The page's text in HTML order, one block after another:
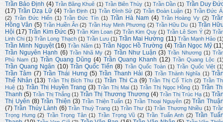
Trần Bảo Định (4) Trần Băng Khuê (1) Trần Biên Thùy (1) Trần Dần (1) Trần Duy
(17) Trần Dzạ Lữ (4) Trần Định (1) Trần Đình Sử (2) Trần Đoàn Luận (1) Trần Đức
(2) Trần Đức Hiển (1) Trần Đức Tín (1) Trần Hà Nam (4) Trần Hoàng Vy (2)
Hồng Vân (5) Trần Huiền Ân (2) Trần Huy Minh Phương (2) Trần Hữu Du (1) Trần
Hội (17) Trần Kim Đức (5) Trần Kim Loan (2) Trần Kim Quy (1) Trần Lê Sơn Ý (2)
Linh Chi (1) Trần Long Thạch (1) Trần Lưu (1) Trần Mai Hường (11) Trần Mạnh Hảo
Trần Minh Nguyệt (16) Trần Năm (1) Trần Ngọc Hồ Trường (4) Trần Ngọc Mỹ
Trần Nguyên Hạnh (6) Trần Nhã My (2) Trần Như Luận (3) Trần Nhương (1)
Phù Nam (1) Trần Quang Dũng (4) Trần Quang Khanh (12) Trần Quang Lộc
Trần Quang Ngân (10) Trần Quốc Tiến (8) Trần Quốc Toàn (1) Trần Quốc Việt
Trần Tâm (7) Trần Thái Hưng (5) Trần Thanh Hải (3) Trần Thành Nghĩa (1)
Thế Nhân (13) Trần Thị Bích Thu (1) Trần Thi Ca (9) Trần Thị Cổ Tích (2) Trần
Huệ (1) Trần Thị Huyền Trang (3) Trần Thị Mai (1) Trần Thị Ngọc Hồng (1) Trần
Thanh (5) Trần Thị Thắng (1) Trần Thị Thương Thương (4) Trần Thị Trúc Hạ (1)
Thị Uyên (8) Trần Thiện (3) Trần Thiện Tuấn (1) Trần Thoại Nguyên (2) Trần
(7) Trần Thúy Lành (6) Trần Thuỳ Trang (1) Trần Thư (1) Trần Thương Nhiều (1)
Trọng Hưng (2) Trần Trọng Tân (1) Trần Trọng Vũ (2) Trần Tuấn Anh (2) Trần